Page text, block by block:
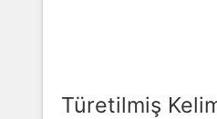
Türetilmiş